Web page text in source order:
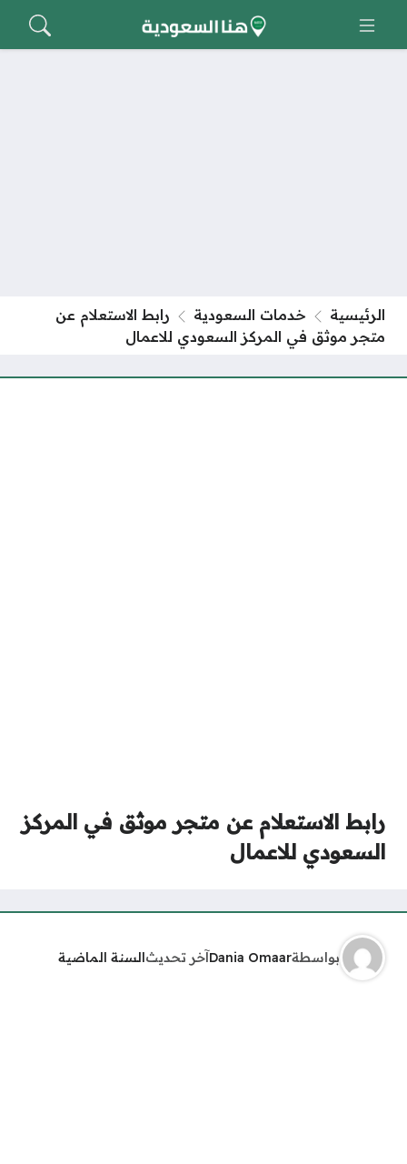
الرئيسية خدمات السعودية
رابط الاستعلام عن
متجر موثق في المركز السعودي للاعمال
رابط الاستعلام عن متجر موثق في المركز
السعودي للاعمال
بواسطةDania Omaarآخر تحديثالسنة الماضية